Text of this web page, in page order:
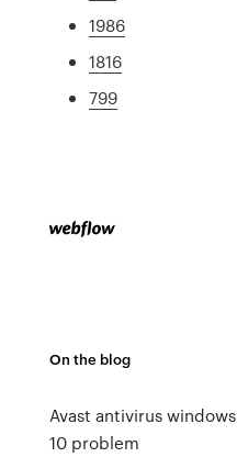
1986
1816
799
On the blog
Avast antivirus windows
10 problem